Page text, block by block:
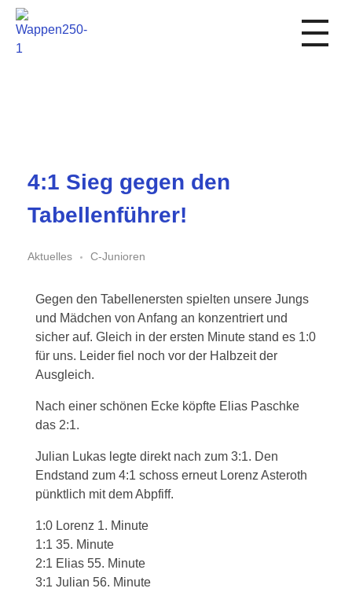
4:1 Sieg gegen den
Tabellenführer!
Aktuelles C-Junioren
Gegen den Tabellenersten spielten unsere Jungs
und Mädchen von Anfang an konzentriert und
sicher auf. Gleich in der ersten Minute stand es 1:0
für uns. Leider fiel noch vor der Halbzeit der
Ausgleich.
Nach einer schönen Ecke köpfte Elias Paschke
das 2:1.
Julian Lukas legte direkt nach zum 3:1. Den
Endstand zum 4:1 schoss erneut Lorenz Asteroth
pünktlich mit dem Abpfiff.
1:0 Lorenz 1. Minute
1:1 35. Minute
2:1 Elias 55. Minute
3:1 Julian 56. Minute